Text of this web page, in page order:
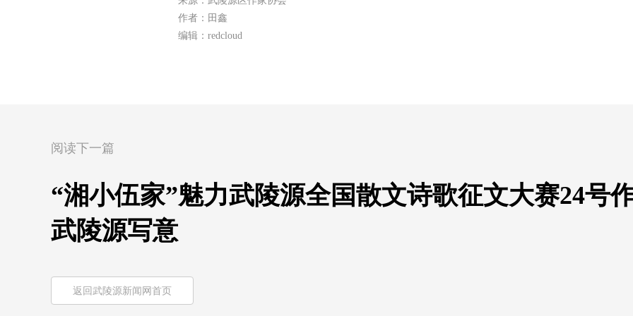
作者：田鑫
编辑：redcloud
阅读下一篇
“湘小伍家”魅力武陵源全国散文诗歌征文大赛24号
武陵源写意
返回武陵源新闻网首页